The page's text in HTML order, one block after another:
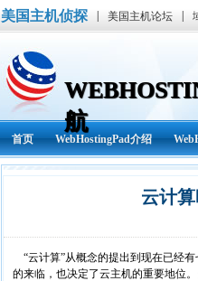
美国主机侦探 美国主机论坛
航
首页 WebHostingPad介绍
WebHostingPad资讯 其他
云计
“云计算”从概念的提出到现在已经
的来临，也决定了云主机的重要地位